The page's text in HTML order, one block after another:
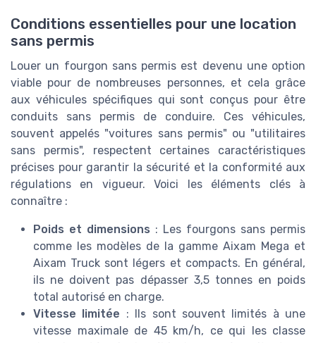
Conditions essentielles pour une location
sans permis
Louer un fourgon sans permis est devenu une option
viable pour de nombreuses personnes, et cela grâce
aux véhicules spécifiques qui sont conçus pour être
conduits sans permis de conduire. Ces véhicules,
souvent appelés "voitures sans permis" ou "utilitaires
sans permis", respectent certaines caractéristiques
précises pour garantir la sécurité et la conformité aux
régulations en vigueur. Voici les éléments clés à
connaître :
Poids et dimensions : Les fourgons sans permis
comme les modèles de la gamme Aixam Mega et
Aixam Truck sont légers et compacts. En général,
ils ne doivent pas dépasser 3,5 tonnes en poids
total autorisé en charge.
Vitesse limitée : Ils sont souvent limités à une
vitesse maximale de 45 km/h, ce qui les classe